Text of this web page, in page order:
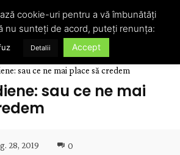
sau ce ne mai place să credem
sau ce ne mai
28, 2019 0
cookie-uri pentru a vă îmbunătăți
nu sunteți de acord, puteți renunța:
Detalii Accept